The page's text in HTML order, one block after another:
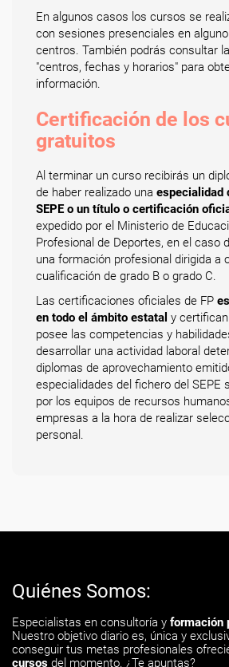
En algunos casos los cursos se
con sesiones presenciales en
centros. También podrás consultar
"centros, fechas y horarios" para
información.
Certificación de los
gratuitos
Al terminar un curso recibirás un
de haber realizado una especialidad
SEPE o un título o certificación
expedido por el Ministerio de
Profesional de Deportes, en el caso
una formación profesional dirigida a
cualificación de grado B o grado C.
Las certificaciones oficiales de FP
en todo el ámbito estatal y
posee las competencias y
desarrollar una actividad laboral
diplomas de aprovechamiento
especialidades del fichero del SEPE
por los equipos de recursos
empresas a la hora de realizar
personal.
Quiénes Somos:
Especialistas en consultoría y formación
Nuestro objetivo diario es, única y
conseguir tus metas profesionales
cursos del momento. ¿Te apuntas?